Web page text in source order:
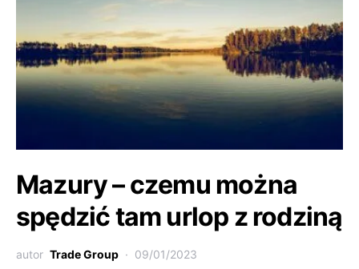
Mazury – czemu można
spędzić tam urlop z rodziną
autor Trade Group 09/01/2023